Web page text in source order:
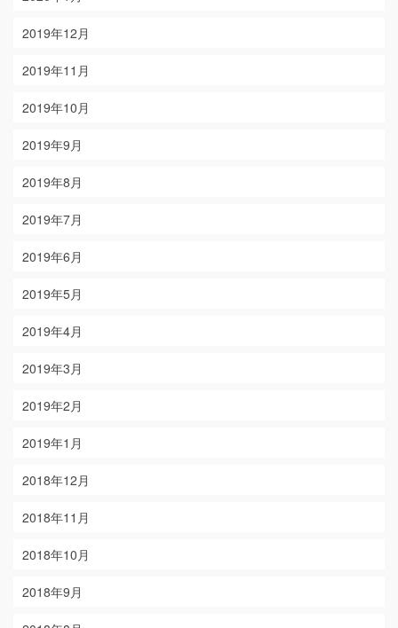
2019年12月
2019年11月
2019年10月
2019年9月
2019年8月
2019年7月
2019年6月
2019年5月
2019年4月
2019年3月
2019年2月
2019年1月
2018年12月
2018年11月
2018年10月
2018年9月